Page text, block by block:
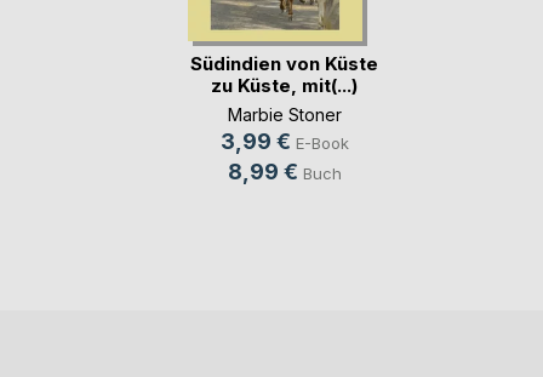
Südindien von Küste
zu Küste, mit(...)
Marbie Stoner
3,99 € E-Book
8,99 € Buch